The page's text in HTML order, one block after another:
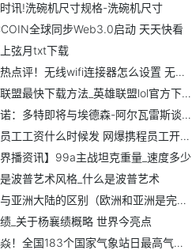
讯!洗碗机尺寸规格-洗碗机尺寸
全球同步Web3.0启动 天天快看
弦月txt下载
天天热点评！无线wifi连接器怎么设置 无线wifi连接器方法介...
英雄联盟最快下载方法_英雄联盟lol官方下载器慢用迅雷下的方...
罗马诺：多特即将与埃德森-阿尔瓦雷斯谈妥合同，下周与贾府谈...
携程员工工资什么时候发 网爆携程员工开始 全球快看
界播资讯】99a主战坦克重量_速度多少
波普艺术风格_什么是波普艺术
欧洲与亚洲大陆的区别（欧洲和亚洲是完整的一块大陆|世界视讯
_关于杨襄绩概略 世界今亮点
火炎焱！全国183个国家气象站日最高气温突破月极值